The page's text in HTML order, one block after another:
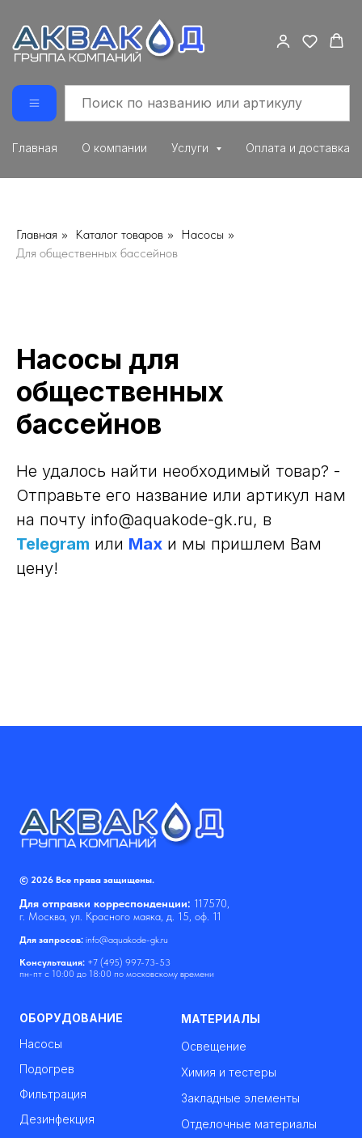
Главная О компании Услуги Оплата и доставка
Главная » Каталог товаров » Насосы »
Для общественных бассейнов
Насосы для
общественных
бассейнов
Не удалось найти необходимый товар? -
Отправьте его название или артикул нам
на почту info@aquakode-gk.ru, в
Telegram или Max и мы пришлем Вам
цену!
© 2026 Все права защищены.
Для отправки корреспонденции: 117570,
г. Москва, ул. Красного маяка, д. 15, оф. 11
Для запросов: info@aquakode-gk.ru
Консультация: +7 (495) 997-73-53
пн-пт с 10:00 до 18:00 по московскому времени
ОБОРУДОВАНИЕ
Насосы
Подогрев
Фильтрация
Дезинфекция
МАТЕРИАЛЫ
Освещение
Химия и тестеры
Закладные элементы
Отделочные материалы